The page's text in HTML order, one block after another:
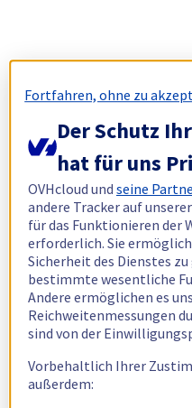
Fortfahren, ohne zu
Der Schutz
hat für uns
OVHcloud undseine
andere Tracker auf
für das Funktionieren der
erforderlich. Sie
Sicherheit des Dienstes
bestimmte wesentliche
Andere ermöglichen es
Reichweitenmessungen
sind von der
Vorbehaltlich Ihrer
außerdem: